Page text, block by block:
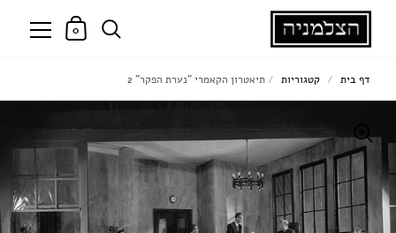
0
דף בית / קטגוריות / תיאטרון הקאמרי "נערת הפקר" 2